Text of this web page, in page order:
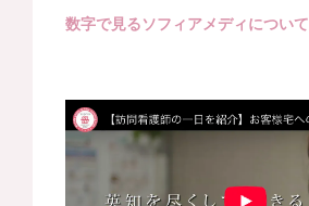
数字で見るソフィアメディについて